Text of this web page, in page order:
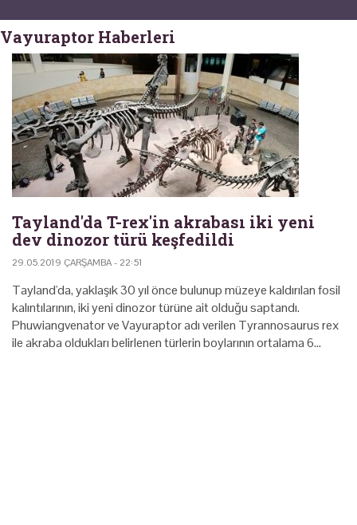
Vayuraptor Haberleri
Tayland'da T-rex'in akrabası iki yeni
dev dinozor türü keşfedildi
29.05.2019 ÇARŞAMBA - 22:51
Tayland'da, yaklaşık 30 yıl önce bulunup müzeye kaldırılan fosil
kalıntılarının, iki yeni dinozor türüne ait olduğu saptandı.
Phuwiangvenator ve Vayuraptor adı verilen Tyrannosaurus rex
ile akraba oldukları belirlenen türlerin boylarının ortalama 6…